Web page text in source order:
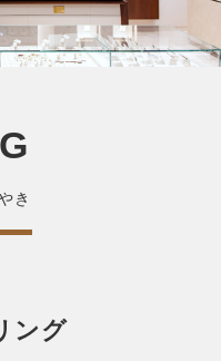
き
ング